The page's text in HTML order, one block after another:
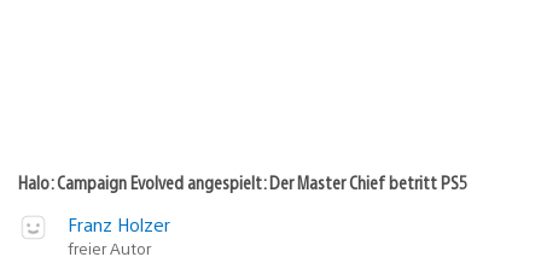
Halo: Campaign Evolved angespielt: Der Master Chief betritt PS5
Franz Holzer
freier Autor